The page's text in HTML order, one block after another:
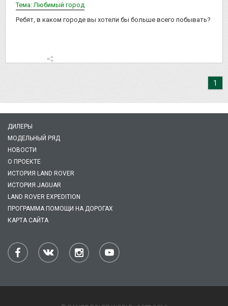
Тема: Любимый город
Ребят, в каком городе вы хотели бы больше всего побывать?
1
ДИЛЕРЫ
МОДЕЛЬНЫЙ РЯД
НОВОСТИ
О ПРОЕКТЕ
ИСТОРИЯ LAND ROVER
ИСТОРИЯ JAGUAR
LAND ROVER EXPEDITION
ПРОГРАММА ПОМОЩИ НА ДОРОГАХ
КАРТА САЙТА